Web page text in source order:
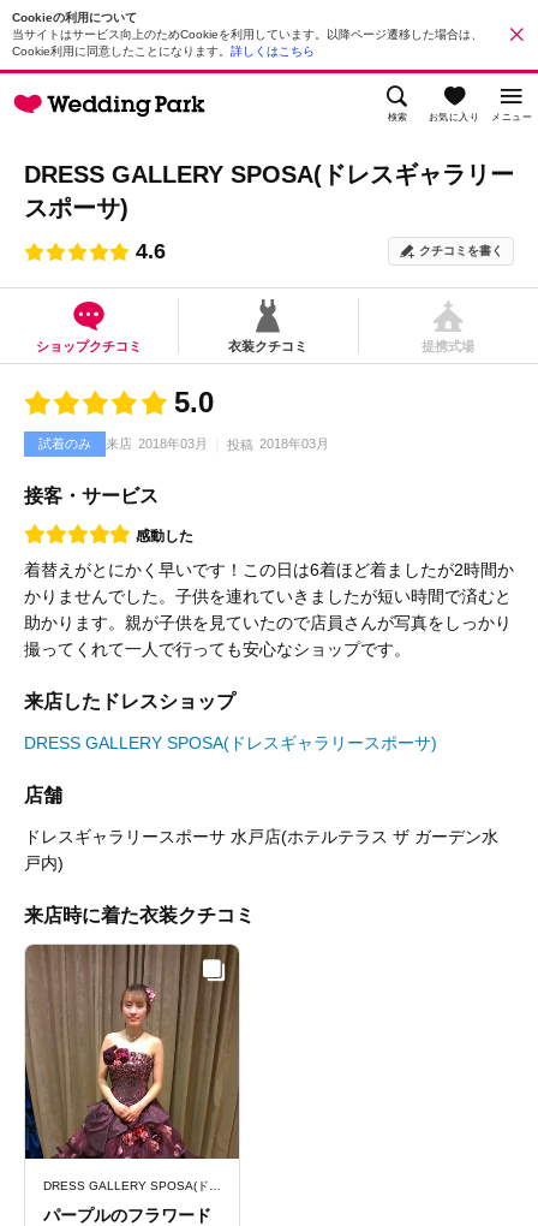
Cookieの利用について
当サイトはサービス向上のためCookieを利用しています。以降ページ遷移した場合は、
Cookie利用に同意したことになります。 詳しくはこちら
検索 お気に入り メニュー
DRESS GALLERY SPOSA(ドレスギャラリー
スポーサ)
4.6 クチコミを書く
ショップクチコミ 衣装クチコミ 提携式場
5.0
試着のみ 来店 2018年03月 投稿 2018年03月
接客・サービス
感動した
着替えがとにかく早いです！この日は6着ほど着ましたが2時間か
かりませんでした。子供を連れていきましたが短い時間で済むと
助かります。親が子供を見ていたので店員さんが写真をしっかり
撮ってくれて一人で行っても安心なショップです。
来店したドレスショップ
DRESS GALLERY SPOSA(ドレスギャラリースポーサ)
店舗
ドレスギャラリースポーサ 水戸店(ホテルテラス ザ ガーデン水
戸内)
来店時に着た衣装クチコミ
パープルのフラワード